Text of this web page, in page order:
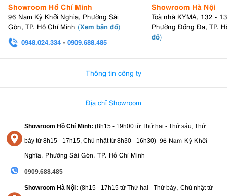
Showroom Hồ Chí Minh
96 Nam Kỳ Khởi Nghĩa, Phường Sài
Gòn, TP. Hồ Chí Minh (Xem bản đồ)
0948.024.334 - 0909.688.485
Showroom Hà Nội
Toà nhà KYMA, 132 -
Phường Đống Đa, TP.
đồ)
Thông tin công ty
Địa chỉ Showroom
Showroom Hồ Chí Minh: (8h15 - 19h00 từ Thứ hai - Thứ sáu, Thứ
bảy từ 8h15 - 17h15, Chủ nhật từ 8h30 - 16h30) 96 Nam Kỳ Khởi
Nghĩa, Phường Sài Gòn, TP. Hồ Chí Minh
0909.688.485
Showroom Hà Nội: (8h15 - 17h15 từ Thứ hai - Thứ bảy, Chủ nhật từ